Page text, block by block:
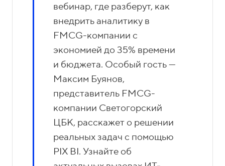
вебинар, где разберут, как
внедрить аналитику в
FMCG-компании с
экономией до 35% времени
и бюджета. Особый гость —
Максим Буянов,
представитель FMCG-
компании Светогорский
ЦБК, расскажет о решении
реальных задач с помощью
PIX BI. Узнайте об